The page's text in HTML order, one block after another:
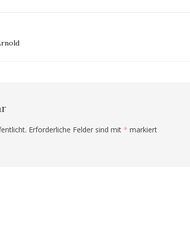
Erforderliche Felder sind mit * markiert